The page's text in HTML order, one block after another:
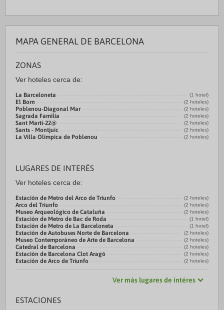
MAPA GENERAL DE BARCELONA
ZONAS
Ver hoteles cerca de:
La Barceloneta (1 hotel)
El Born (2 hoteles)
Poblenou-Diagonal Mar (2 hoteles)
Sagrada Familia (2 hoteles)
Sant Martí-22@ (2 hoteles)
Sants - Montjuic (2 hoteles)
La Villa Olímpica de Poblenou (2 hoteles)
LUGARES DE INTERÉS
Ver hoteles cerca de:
Estación de Metro del Arco de Triunfo (2 hoteles)
Arco del Triunfo (2 hoteles)
Museo Arqueológico de Cataluña (2 hoteles)
Estación de Metro de Bac de Roda (1 hotel)
Estación de Metro de La Barceloneta (1 hotel)
Estación de Autobuses Norte de Barcelona (2 hoteles)
Museo Contemporáneo de Arte de Barcelona (2 hoteles)
Catedral de Barcelona (2 hoteles)
Estación de Barcelona Clot Aragó (2 hoteles)
Estación de Arco de Triunfo (2 hoteles)
Ver más lugares de intéres
ESTACIONES